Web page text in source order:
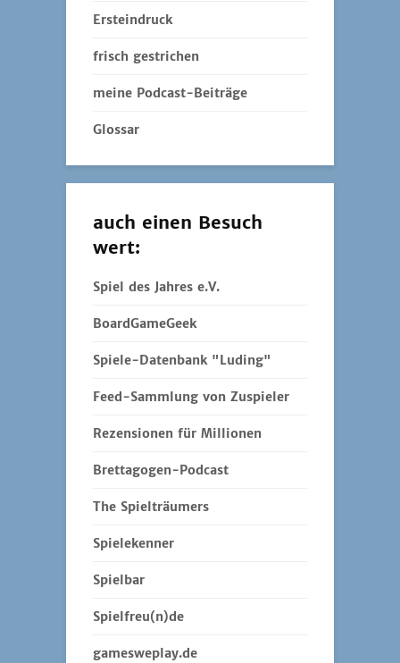
Ersteindruck
frisch gestrichen
meine Podcast-Beiträge
Glossar
auch einen Besuch
wert:
Spiel des Jahres e.V.
BoardGameGeek
Spiele-Datenbank "Luding"
Feed-Sammlung von Zuspieler
Rezensionen für Millionen
Brettagogen-Podcast
The Spielträumers
Spielekenner
Spielbar
Spielfreu(n)de
gamesweplay.de